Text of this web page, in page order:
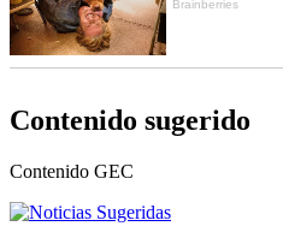
Contenido sugerido
Contenido GEC